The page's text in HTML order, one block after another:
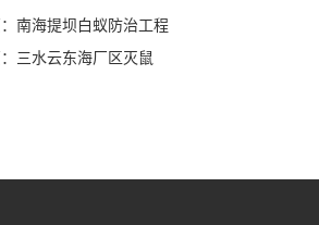
南海提坝白蚁防治工程
三水云东海厂区灭鼠